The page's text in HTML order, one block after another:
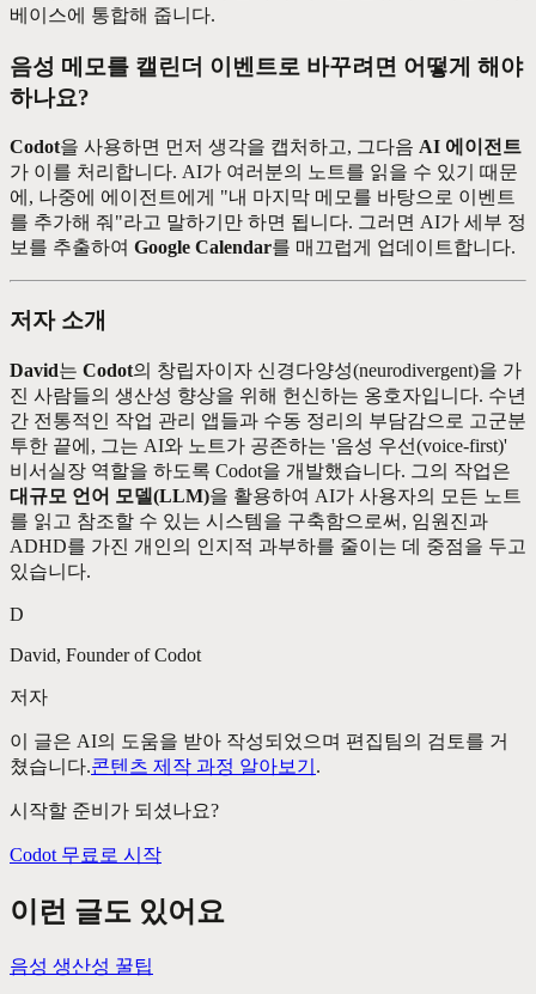
베이스에 통합해 줍니다.
음성 메모를 캘린더 이벤트로 바꾸려면 어떻게 해야
하나요?
Codot을 사용하면 먼저 생각을 캡처하고, 그다음 AI 에이전트
가 이를 처리합니다. AI가 여러분의 노트를 읽을 수 있기 때문
에, 나중에 에이전트에게 "내 마지막 메모를 바탕으로 이벤트
를 추가해 줘"라고 말하기만 하면 됩니다. 그러면 AI가 세부 정
보를 추출하여 Google Calendar를 매끄럽게 업데이트합니다.
저자 소개
David는 Codot의 창립자이자 신경다양성(neurodivergent)을 가
진 사람들의 생산성 향상을 위해 헌신하는 옹호자입니다. 수년
간 전통적인 작업 관리 앱들과 수동 정리의 부담감으로 고군분
투한 끝에, 그는 AI와 노트가 공존하는 '음성 우선(voice-first)'
비서실장 역할을 하도록 Codot을 개발했습니다. 그의 작업은
대규모 언어 모델(LLM)을 활용하여 AI가 사용자의 모든 노트
를 읽고 참조할 수 있는 시스템을 구축함으로써, 임원진과
ADHD를 가진 개인의 인지적 과부하를 줄이는 데 중점을 두고
있습니다.
D
David, Founder of Codot
저자
이 글은 AI의 도움을 받아 작성되었으며 편집팀의 검토를 거
쳤습니다.콘텐츠 제작 과정 알아보기 .
시작할 준비가 되셨나요?
Codot 무료로 시작
이런 글도 있어요
음성 생산성 꿀팁